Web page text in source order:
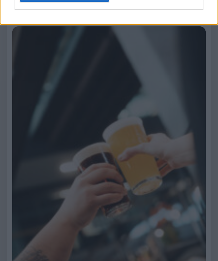
Estate 2026: birra protagonista della convivialità